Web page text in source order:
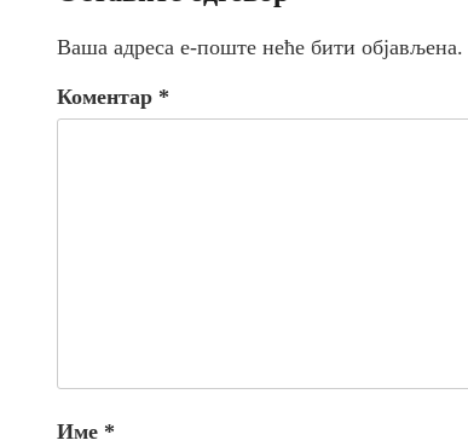
Ваша адреса е-поште неће бити објављена.
Коментар *
Име *